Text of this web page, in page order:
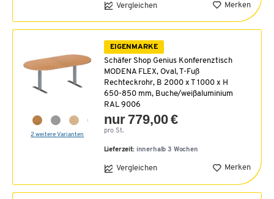
Vergleichen Merken
2 weitere Varianten
EIGENMARKE
Schäfer Shop Genius Konferenztisch
MODENA FLEX, Oval, T-Fuß
Rechteckrohr, B 2000 x T 1000 x H
650-850 mm, Buche/weißaluminium
RAL 9006
nur 779,00 €
pro St.
Lieferzeit: innerhalb 3 Wochen
Vergleichen Merken